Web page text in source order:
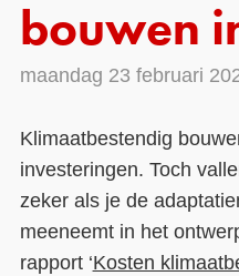
naar
pagina
bouwen
maandag 23 februari
Klimaatbestendig
investeringen. Toch
zeker als je de
meeneemt in het
rapport ‘Kosten